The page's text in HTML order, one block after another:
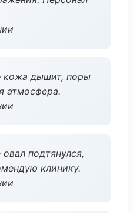
кожа дышит, поры
атмосфера.
подтянулся,
клинику.